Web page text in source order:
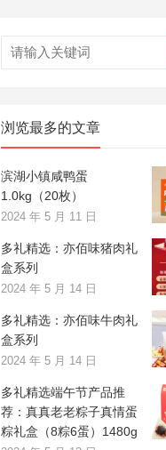
浏览最多的文章
滨湖小镇咸鸭蛋
1.0kg（20枚）
2024 年 5 月 11 日
多礼精选：亦佰味猪肉礼
盒系列
2024 年 5 月 14 日
多礼精选：亦佰味牛肉礼
盒系列
2024 年 5 月 14 日
多礼精选端午节产品推
荐：真真老老粽子真情蛋
粽礼盒（8粽6蛋）1480g